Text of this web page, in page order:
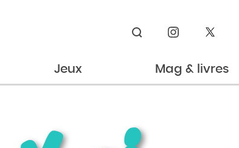
Rechercher
Jeux Mag & livres